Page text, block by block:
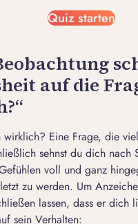
Quiz starten
auf die
wirklich? Eine Frage, die
sehnst du dich nach
voll und ganz
zu werden. Um
lassen, dass er dich
sein Verhalten: